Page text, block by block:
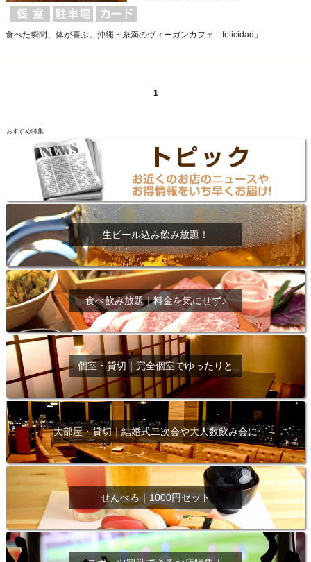
食べた瞬間、体が喜ぶ。沖縄・糸満のヴィーガンカフェ「felicidad」
1
おすすめ特集
生ビール込み飲み放題！
食べ飲み放題｜料金を気にせず♪
個室・貸切｜完全個室でゆったりと
大部屋・貸切｜結婚式二次会や大人数飲み会に
せんべろ｜1000円セット